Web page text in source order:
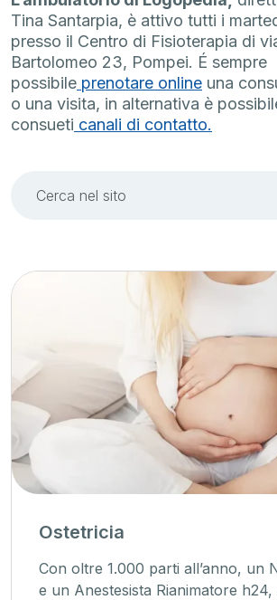
Tina Santarpia, è attivo tutti i
presso il Centro di Fisioterapia di
Bartolomeo 23, Pompei. É sempre
possibile prenotare online una
o una visita, in alternativa è
consueti canali di contatto.
Unità cuore
La cardiologia a 360°: i nostri
presenti sia in ambulatorio che